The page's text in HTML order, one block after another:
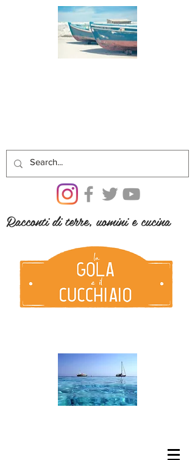
Racconti di terre, uomini e cucina